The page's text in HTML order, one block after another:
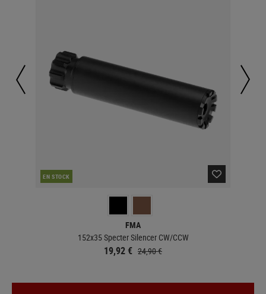
EN STOCK
FMA
152x35 Specter Silencer CW/CCW
19,92 € 24,90 €